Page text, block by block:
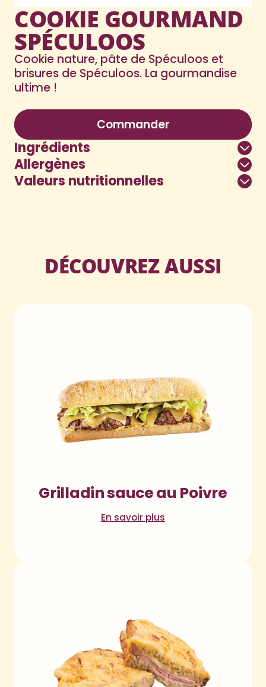
COOKIE GOURMAND
SPÉCULOOS
Cookie nature, pâte de Spéculoos et
brisures de Spéculoos. La gourmandise
ultime !
Commander
Ingrédients
Allergènes
Valeurs nutritionnelles
DÉCOUVREZ AUSSI
Grilladin sauce au Poivre
En savoir plus